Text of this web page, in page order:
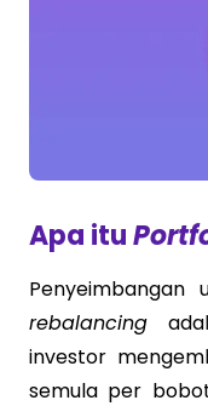
Apa itu
rebalancing
investor
semula per